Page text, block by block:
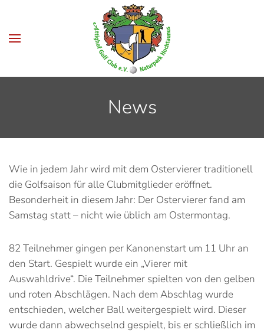
Zum Hauptinhalt springen
News
Wie in jedem Jahr wird mit dem Ostervierer traditionell
die Golfsaison für alle Clubmitglieder eröffnet.
Besonderheit in diesem Jahr: Der Ostervierer fand am
Samstag statt – nicht wie üblich am Ostermontag.
82 Teilnehmer gingen per Kanonenstart um 11 Uhr an
den Start. Gespielt wurde ein „Vierer mit
Auswahldrive“. Die Teilnehmer spielten von den gelben
und roten Abschlägen. Nach dem Abschlag wurde
entschieden, welcher Ball weitergespielt wird. Dieser
wurde dann abwechselnd gespielt, bis er schließlich im